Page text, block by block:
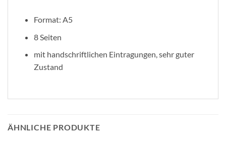
Format: A5
8 Seiten
mit handschriftlichen Eintragungen, sehr guter
Zustand
ÄHNLICHE PRODUKTE